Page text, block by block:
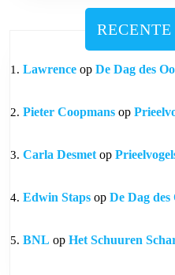
Lawrence op De Dag des
Pieter Coopmans op
Carla Desmet op
Edwin Staps op De Dag des
BNL op Het Schuuren